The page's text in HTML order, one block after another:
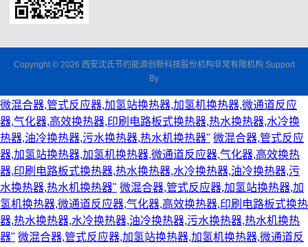
Copyright © 2026 西安沈氏节约能源创新科技股份机构非常有限机构 Support
By
微混合器,管式反应器,加氢站换热器,加氢机换热器,微通道反应
器,气化器,高效换热器,印刷电路板式换热器,热水换热器,水冷换
热器,油冷换热器,污水换热器,热水机换热器" 微混合器,管式反应
器,加氢站换热器,加氢机换热器,微通道反应器,气化器,高效换热
器,印刷电路板式换热器,热水换热器,水冷换热器,油冷换热器,污
水换热器,热水机换热器" 微混合器,管式反应器,加氢站换热器,加
氢机换热器,微通道反应器,气化器,高效换热器,印刷电路板式换热
器,热水换热器,水冷换热器,油冷换热器,污水换热器,热水机换热
器" 微混合器,管式反应器,加氢站换热器,加氢机换热器,微通道反